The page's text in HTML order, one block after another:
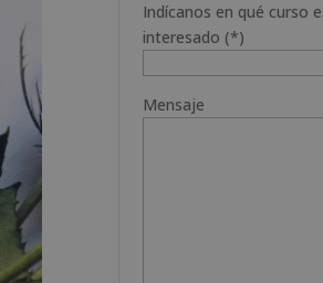
Indícanos en qué curso
interesado (*)
Mensaje